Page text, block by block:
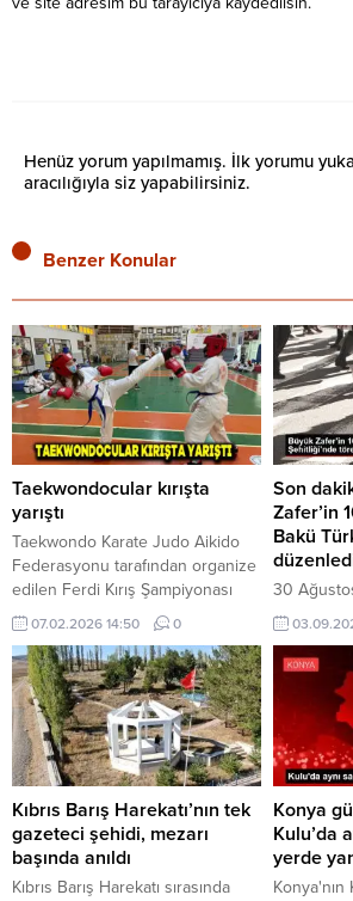
Henüz yorum yapılmamış. İlk yorumu
aracılığıyla siz yapabilirsiniz.
Benzer Konular
Taekwondocular kırışta
yarıştı
Taekwondo Karate Judo Aikido
Federasyonu tarafından organize
edilen Ferdi Kırış Şampiyonası
dün (Cuma) gerçekleştirildi. Girne
Avrasya Taekwondo Merkezi’nde
gerçekleştirilen şampiyonaya tüm
bölge sporcuları katılırken
şampiyonayı, Genel Sekreter
Cansu Keskin, Senior Master
Öykü Ergin, Senior Master Ali
Uslu Başkanlığında Ceyda
Uçaner, Zehra Karip, Mustafa
Özen, Kader Karlık ve
federasyon hakem heyeti...
07.02.2026 14:50 0
Son
Zafer’in
Bakü
30
Türk
başkenti
...
Kıbrıs Barış Harekatı’nın tek
gazeteci şehidi, mezarı
başında anıldı
Kıbrıs Barış Harekatı sırasında
Konya
Kulu’da
yerde
Konya'nın